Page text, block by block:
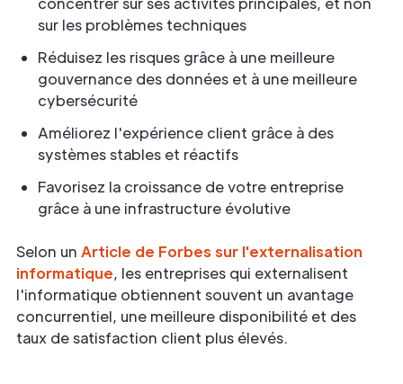
sur les problèmes techniques
Réduisez les risques grâce à une meilleure
gouvernance des données et à une meilleure
cybersécurité
Améliorez l'expérience client grâce à des
systèmes stables et réactifs
Favorisez la croissance de votre entreprise
grâce à une infrastructure évolutive
Selon un Article de Forbes sur l'externalisation
informatique, les entreprises qui externalisent
l'informatique obtiennent souvent un avantage
concurrentiel, une meilleure disponibilité et des
taux de satisfaction client plus élevés.